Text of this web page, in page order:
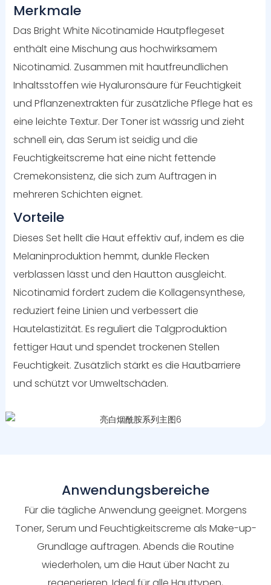
Merkmale
Das Bright White Nicotinamide Hautpflegeset
enthält eine Mischung aus hochwirksamem
Nicotinamid. Zusammen mit hautfreundlichen
Inhaltsstoffen wie Hyaluronsäure für Feuchtigkeit
und Pflanzenextrakten für zusätzliche Pflege hat es
eine leichte Textur. Der Toner ist wässrig und zieht
schnell ein, das Serum ist seidig und die
Feuchtigkeitscreme hat eine nicht fettende
Cremekonsistenz, die sich zum Auftragen in
mehreren Schichten eignet.
Vorteile
Dieses Set hellt die Haut effektiv auf, indem es die
Melaninproduktion hemmt, dunkle Flecken
verblassen lässt und den Hautton ausgleicht.
Nicotinamid fördert zudem die Kollagensynthese,
reduziert feine Linien und verbessert die
Hautelastizität. Es reguliert die Talgproduktion
fettiger Haut und spendet trockenen Stellen
Feuchtigkeit. Zusätzlich stärkt es die Hautbarriere
und schützt vor Umweltschäden.
Anwendungsbereiche
Für die tägliche Anwendung geeignet. Morgens
Toner, Serum und Feuchtigkeitscreme als Make-up-
Grundlage auftragen. Abends die Routine
wiederholen, um die Haut über Nacht zu